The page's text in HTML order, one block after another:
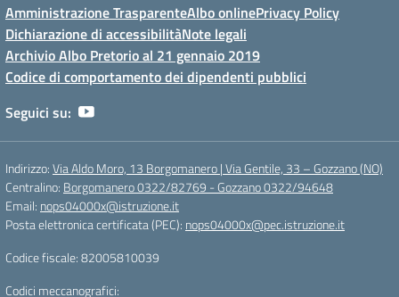
Amministrazione TrasparenteAlbo onlinePrivacy Policy
Dichiarazione di accessibilitàNote legali
Archivio Albo Pretorio al 21 gennaio 2019
Codice di comportamento dei dipendenti pubblici
Seguici su:
Indirizzo:Via Aldo Moro, 13 Borgomanero | Via Gentile, 33 – Gozzano (NO)
Centralino: Borgomanero 0322/82769 - Gozzano 0322/94648
Email: nops04000x@istruzione.it
Posta elettronica certificata (PEC): nops04000x@pec.istruzione.it
Codice fiscale: 82005810039
Codici meccanografici: